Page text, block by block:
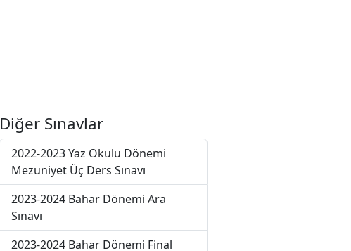
Diğer Sınavlar
2022-2023 Yaz Okulu Dönemi
Mezuniyet Üç Ders Sınavı
2023-2024 Bahar Dönemi Ara
Sınavı
2023-2024 Bahar Dönemi Final